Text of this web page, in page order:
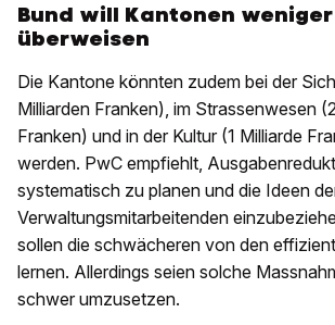
Bund will Kantonen
überweisen
Die Kantone könnten zudem bei der
Milliarden Franken), im Strassenwesen
Franken) und in der Kultur (1 Milliarde
werden. PwC empfiehlt,
systematisch zu planen und die Ideen
Verwaltungsmitarbeitenden
sollen die schwächeren von den
lernen. Allerdings seien solche
schwer umzusetzen.